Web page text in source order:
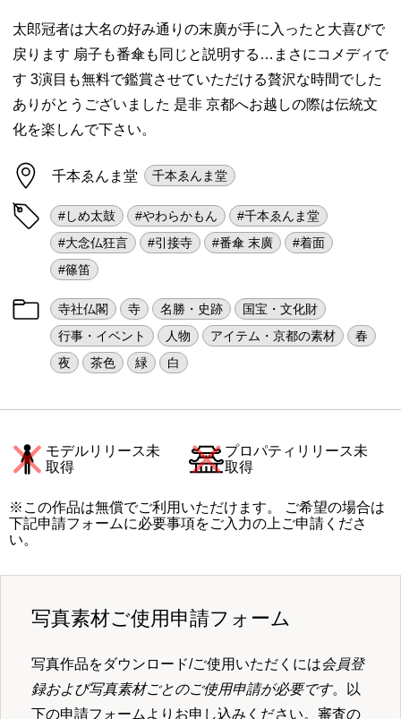
太郎冠者は大名の好み通りの末廣が手に入ったと大喜びで
戻ります 扇子も番傘も同じと説明する…まさにコメディで
す 3演目も無料で鑑賞させていただける贅沢な時間でした
ありがとうございました 是非 京都へお越しの際は伝統文
化を楽しんで下さい。
千本ゑんま堂 千本ゑんま堂
#しめ太鼓 #やわらかもん
#千本ゑんま堂
#大念仏狂言
#引接寺 #番傘 末廣
#着面
#篠笛
寺社仏閣 寺 名勝・史跡
国宝・文化財
行事・イベント
人物 アイテム・京都の素材
春
夜
茶色 緑 白
モデルリリース未
取得
プロパティリリース未
取得
※この作品は無償でご利用いただけます。 ご希望の場合は
下記申請フォームに必要事項をご入力の上ご申請くださ
い。
写真素材ご使用申請フォーム
写真作品をダウンロード/ご使用いただくには会員登
録および写真素材ごとのご使用申請が必要です。以
下の申請フォームよりお申し込みください。審査の